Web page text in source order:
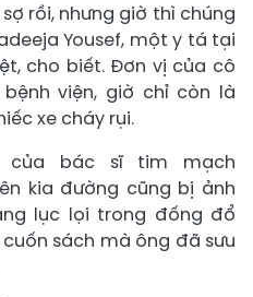
rồi, nhưng giờ thì chúng
Yousef, một y tá tại
cho biết. Đơn vị của cô
viện, giờ chỉ còn là
xe cháy rụi.
của bác sĩ tim mạch
kia đường cũng bị ảnh
lục lọi trong đống đổ
sách mà ông đã sưu